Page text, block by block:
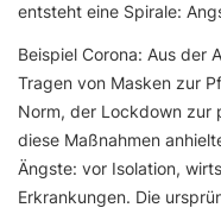
entsteht eine Spirale:
Beispiel Corona: Aus der
Tragen von Masken zur
Norm, der Lockdown zur
diese Maßnahmen
Ängste: vor Isolation,
Erkrankungen. Die